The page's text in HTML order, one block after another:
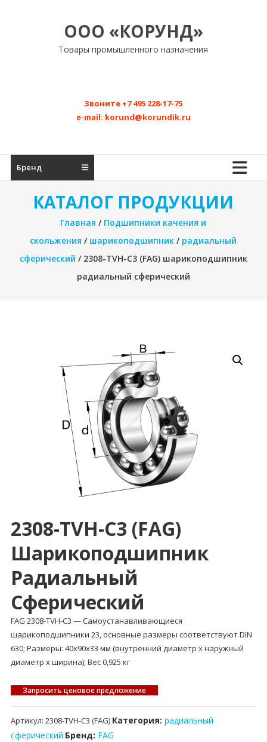
ООО «КОРУНД»
Товары промышленного назначения
Звоните +7 495 228-17-75
e-mail: korund@korundik.ru
Бренд
КАТАЛОГ ПРОДУКЦИИ
Главная / Подшипники качения и
скольжения / шарикоподшипник / радиальный
сферический / 2308-TVH-C3 (FAG) шарикоподшипник
радиальный сферический
2308-TVH-C3 (FAG)
Шарикоподшипник
Радиальный
Сферический
FAG 2308-TVH-C3 — Самоустанавливающиеся
шарикоподшипники 23, основные размеры соответствуют DIN
630; Размеры: 40x90x33 мм (внутренний диаметр x наружный
диаметр x ширина); Вес 0,925 кг
Запросить ценовое предложение
Артикул: 2308-TVH-C3 (FAG) Категория: радиальный
сферический Бренд: FAG